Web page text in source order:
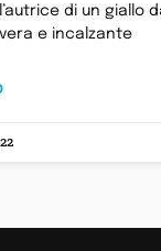
di un giallo
e incalzante